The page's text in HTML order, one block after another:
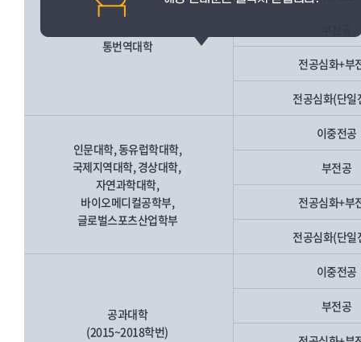
통번역대학
전공심화+부
전공심화(단
인문대학, 동유럽학대학,
국제지역대학, 경상대학,
자연과학대학,
바이오메디컬공학부,
글로벌스포츠산업학부
이중전공
부전공
전공심화+부
전공심화(단
공과대학
(2015~2018학번)
이중전공
부전공